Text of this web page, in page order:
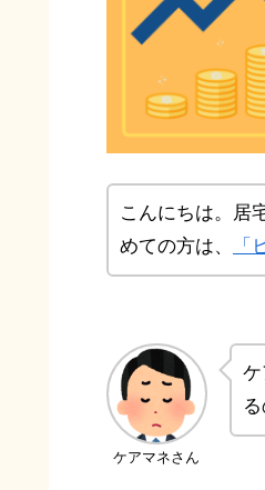
こんにちは。居
めての方は、
「
ケアマネさん